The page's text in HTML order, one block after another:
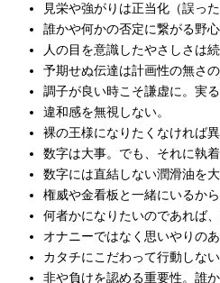
見栄や強がりは正当化（誤っ
誰かや何かの否定に繋がる野
人の目を意識したやさしさは続
予期せぬ伝達は計画性の無さの
調子が良い時こそ謙虚に。実
違和感を無視しない。
裸の王様になりたくなければ
数字は大事。でも、それに執
数字には直結しない潤滑油を大
権威や金看板と一緒にいるか
何者かになりたいのであれば
オナニーではなく思いやりの
カタチにこだわって行動しな
非や負けを認める重要性。誰